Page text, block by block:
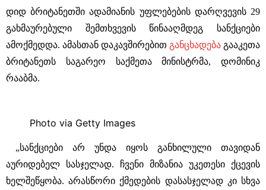
დიდ ბრიტანეთში ადამიანის უფლებების დარღვევის 29
გახმაურებული შემთხვევის წინააღმდეგ სანქციები
ამოქმედდა. ამასთან დაკავშირებით განცხადება გააკეთა
ბრიტანეთს საგარეო საქმეთა მინისტრმა, დომინიკ
რააბმა.
Photo via Getty Images
„სანქციები არ უნდა იყოს განხილული თავიდან
აურიდებელ სასჯელად. ჩვენი მიზანია უკეთესი ქცევის
ხელშეწყობა. არასწორი ქმედების დასასჯელად კი სხვა